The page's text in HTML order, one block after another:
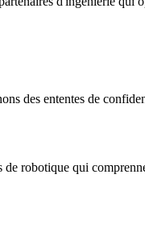
des ententes de
de robotique qui